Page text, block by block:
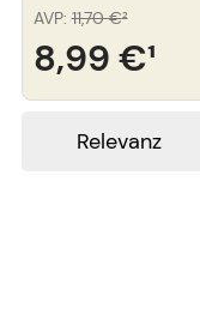
8,99 €¹
AVP: 11,70 €²